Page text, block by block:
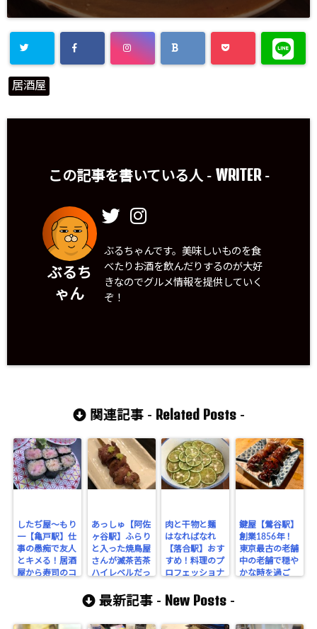
居酒屋
この記事を書いている人 - WRITER-
ぶるち
ゃん
ぶるちゃんです。美味しいものを食
べたりお酒を飲んだりするのが大好
きなのでグルメ情報を提供していく
ぞ！
関連記事 - Related Posts-
したぢ屋～もり
一【亀戸駅】仕
事の愚痴で友人
とキメる！居酒
屋から寿司のコ
あっしゅ【阿佐
ヶ谷駅】ふらり
と入った焼鳥屋
さんが滅茶苦茶
ハイレベルだっ
肉と干物と麺
はなればなれ
【落合駅】おす
すめ！料理のプ
ロフェッショナ
レベルな店の料
鍵屋【鶯谷駅】
創業1856年！
東京最古の老舗
中の老舗で穏や
かな時を過ご
最新記事 - New Posts -